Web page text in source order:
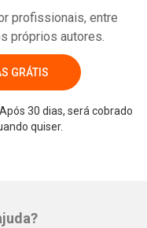
profissionais, entre
próprios autores.
GRÁTIS
30 dias, será cobrado
quiser.
Twitter E-mail